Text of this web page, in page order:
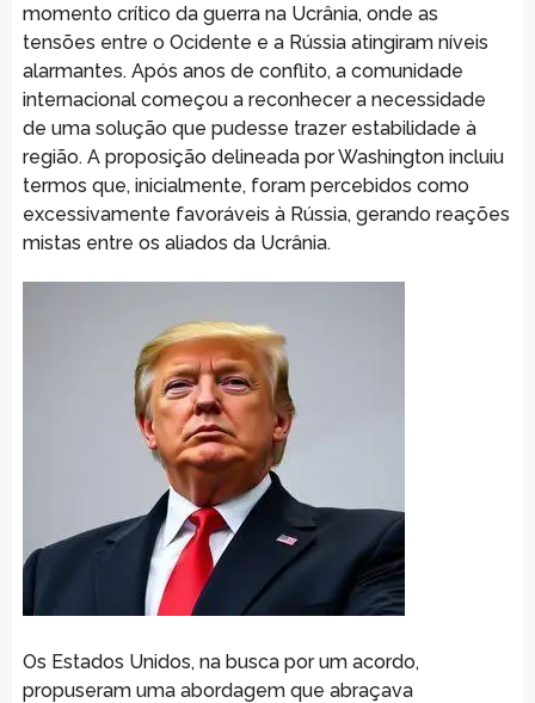
momento crítico da guerra na Ucrânia, onde as
tensões entre o Ocidente e a Rússia atingiram níveis
alarmantes. Após anos de conflito, a comunidade
internacional começou a reconhecer a necessidade
de uma solução que pudesse trazer estabilidade à
região. A proposição delineada por Washington incluiu
termos que, inicialmente, foram percebidos como
excessivamente favoráveis à Rússia, gerando reações
mistas entre os aliados da Ucrânia.
Os Estados Unidos, na busca por um acordo,
propuseram uma abordagem que abraçava